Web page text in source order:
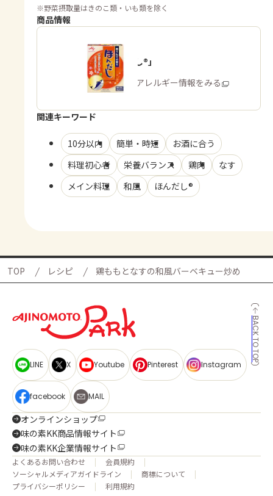
※野菜摂取量はきのこ類・いも類を除く
商品情報
「ほんだし®」
商品・アレルギー情報をみる
関連キーワード
10分以内 簡単・時短
お酒に合う
料理初心者
栄養バランス 鶏肉
なす
メイン料理
和風 ほんだし®
TOP レシピ 鶏ももとなすの和風バーベキュー炒め
BACK TO TOP
LINE X Youtube Pinterest Instagram
facebook MAIL
オンラインショップ
味の素KK商品情報サイト
味の素KK企業情報サイト
よくあるお問い合わせ
会員規約
ソーシャルメディアガイドライン
商標について
プライバシーポリシー
利用規約